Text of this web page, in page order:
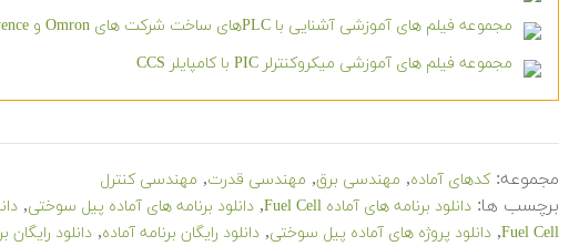
مجموعه فیلم های آموزشی آشنایی با PLCهای ساخت شرکت های Omron و Keyence
مجموعه فیلم های آموزشی میکروکنترلر PIC با کامپایلر CCS
مجموعه:کدهای آماده, مهندسی برق, مهندسی قدرت, مهندسی کنترل
برچسب ها: دانلود برنامه های آماده Fuel Cell , دانلود برنامه های آماده پیل سوختی,
Fuel Cell
, دانلود پروژه های آماده پیل سوختی, دانلود رایگان برنامه آماده, دانلود رایگان